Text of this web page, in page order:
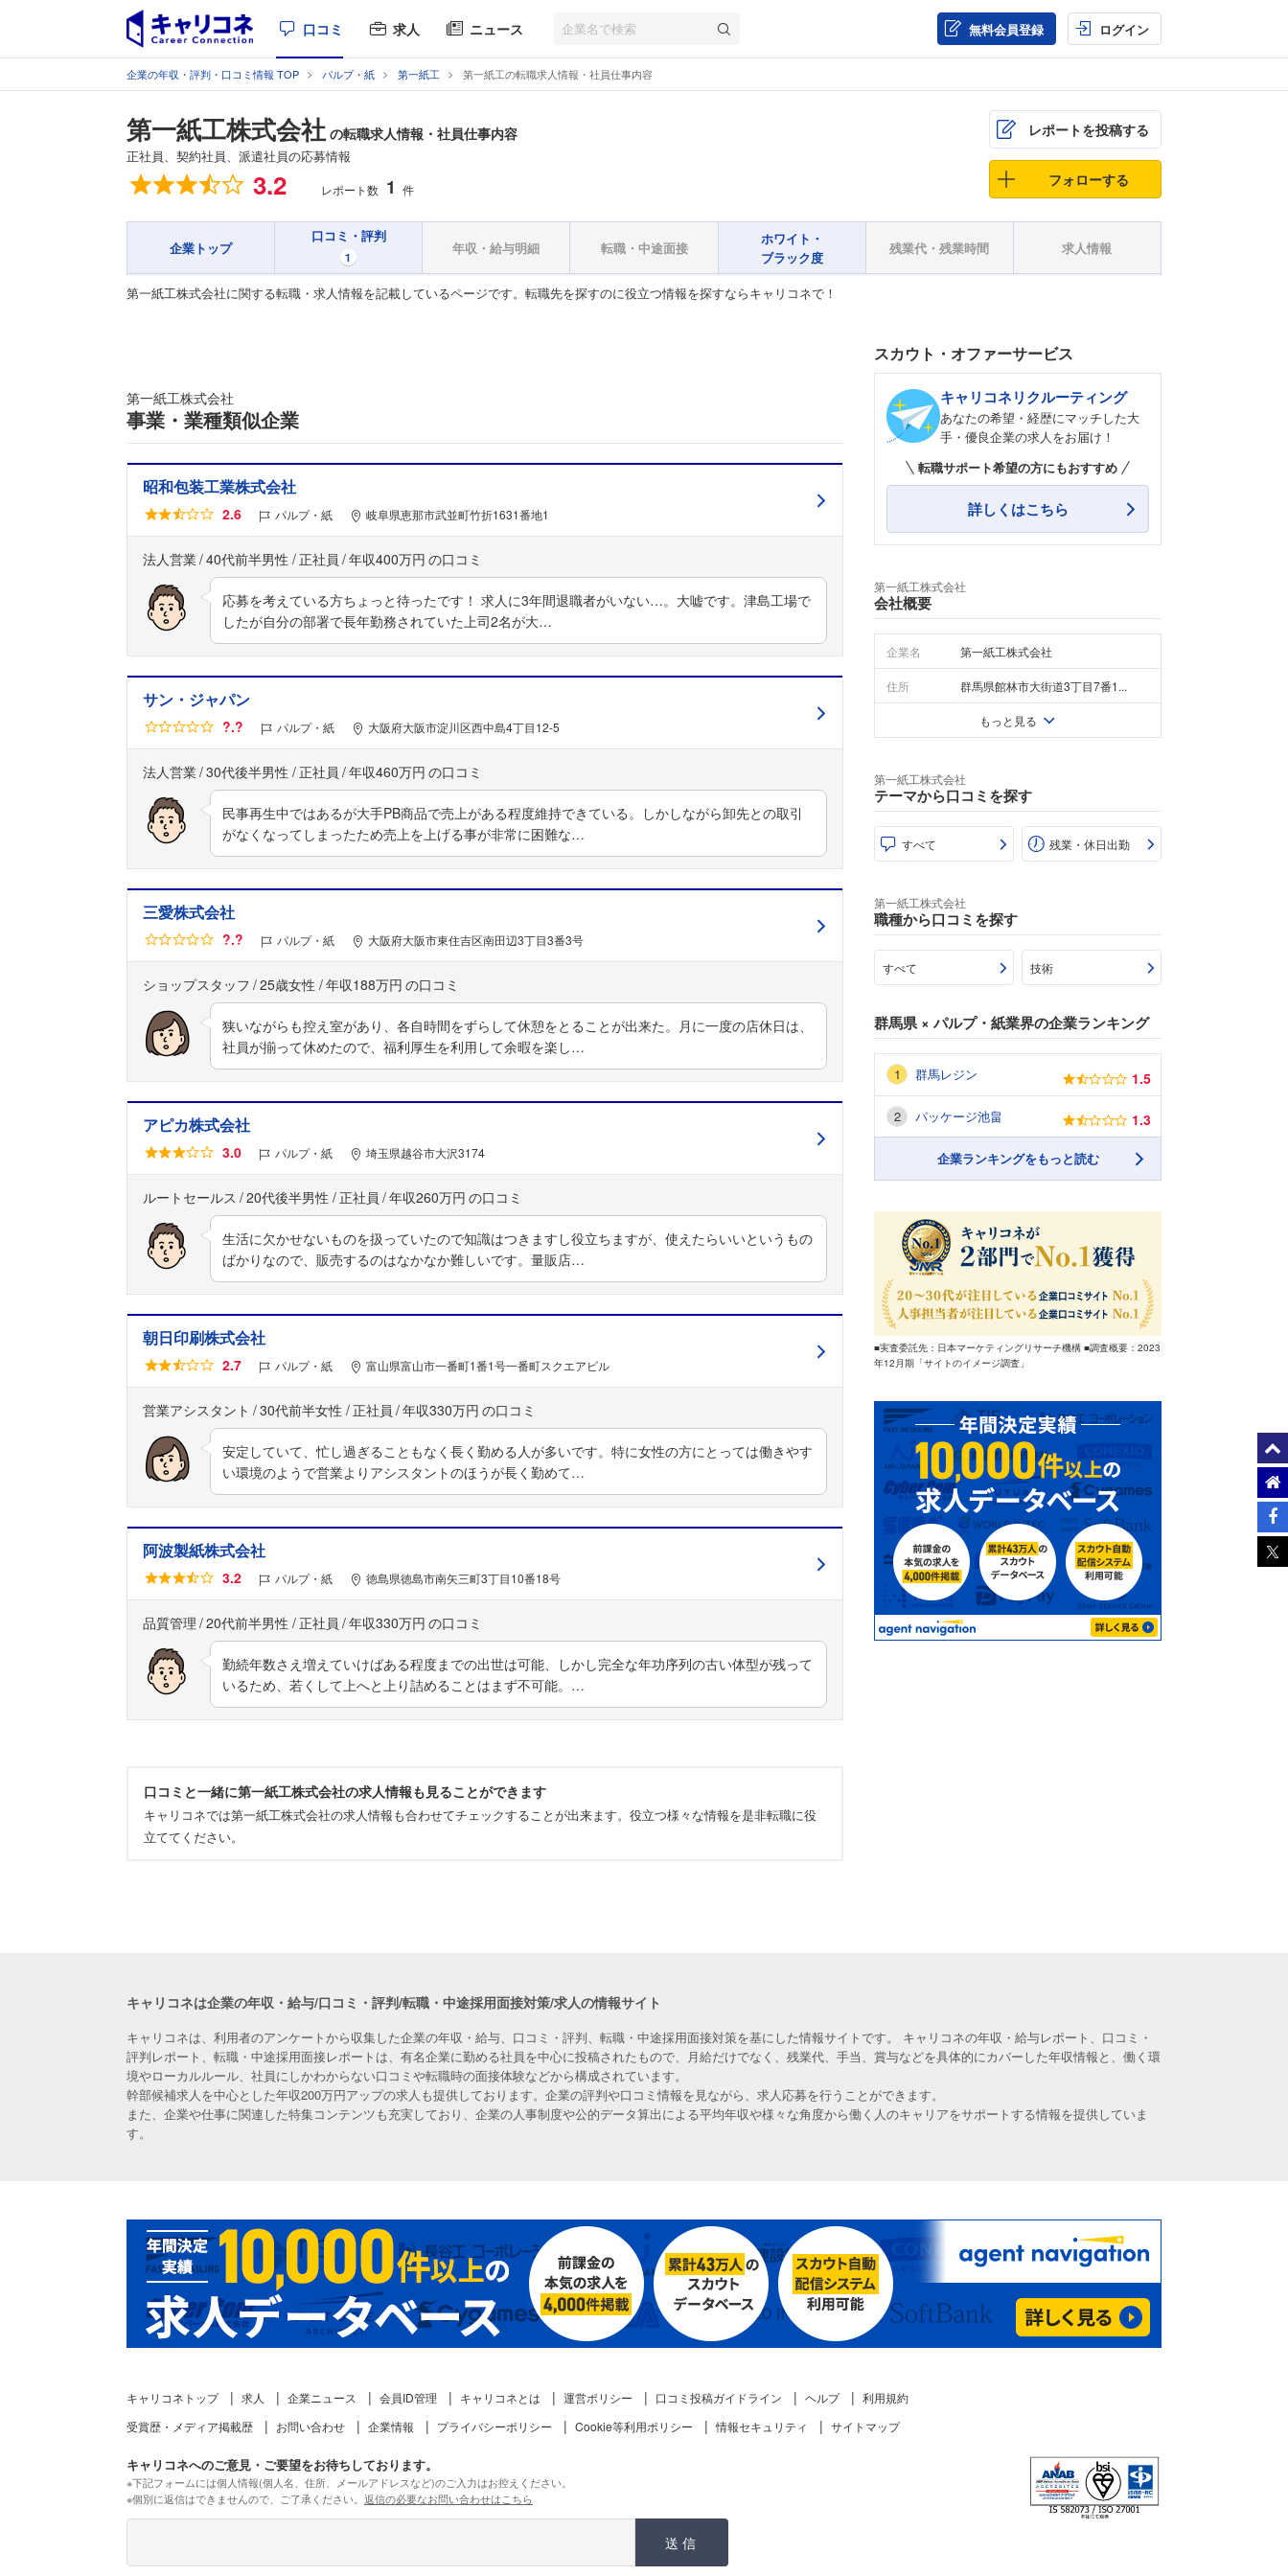
口コミ 求人 ニュース 無料会員登録 ログイン
企業の年収・評判・口コミ情報 TOP パルプ・紙 第一紙工 第一紙工の転職求人情報・社員仕事内容
第一紙工株式会社 の転職求人情報・社員仕事内容
正社員、契約社員、派遣社員の応募情報
総合評価 3.2 レポート数 1 件
レポートを投稿する
フォローする
企業トップ
口コミ・評判
1
年収・給与明細 転職・中途面接
ホワイト・
ブラック度
残業代・残業時間 求人情報
第一紙工株式会社に関する転職・求人情報を記載しているページです。転職先を探すのに役立つ情報を探すならキャリコネで！
フォローしました
第一紙工株式会社
事業・業種類似企業
昭和包装工業株式会社
2.6 パルプ・紙 岐阜県恵那市武並町竹折1631番地1
法人営業 40代前半男性 正社員 年収400万円
応募を考えている方ちょっと待ったです！ 求人に3年間退職者がいない…。大嘘です。津島工場で
したが自分の部署で長年勤務されていた上司2名が大…
サン・ジャパン
?.? パルプ・紙 大阪府大阪市淀川区西中島4丁目12-5
法人営業 30代後半男性 正社員 年収460万円
民事再生中ではあるが大手PB商品で売上がある程度維持できている。しかしながら卸先との取引
がなくなってしまったため売上を上げる事が非常に困難な…
三愛株式会社
?.? パルプ・紙 大阪府大阪市東住吉区南田辺3丁目3番3号
ショップスタッフ 25歳女性 年収188万円
狭いながらも控え室があり、各自時間をずらして休憩をとることが出来た。月に一度の店休日は、
社員が揃って休めたので、福利厚生を利用して余暇を楽し…
アピカ株式会社
3.0 パルプ・紙 埼玉県越谷市大沢3174
ルートセールス 20代後半男性 正社員 年収260万円
生活に欠かせないものを扱っていたので知識はつきますし役立ちますが、使えたらいいというもの
ばかりなので、販売するのはなかなか難しいです。量販店…
朝日印刷株式会社
2.7 パルプ・紙 富山県富山市一番町1番1号一番町スクエアビル
営業アシスタント 30代前半女性 正社員 年収330万円
安定していて、忙し過ぎることもなく長く勤める人が多いです。特に女性の方にとっては働きやす
い環境のようで営業よりアシスタントのほうが長く勤めて…
阿波製紙株式会社
3.2 パルプ・紙 徳島県徳島市南矢三町3丁目10番18号
品質管理 20代前半男性 正社員 年収330万円
勤続年数さえ増えていけばある程度までの出世は可能、しかし完全な年功序列の古い体型が残って
いるため、若くして上へと上り詰めることはまず不可能。…
口コミと一緒に第一紙工株式会社の求人情報も見ることができます
キャリコネでは第一紙工株式会社の求人情報も合わせてチェックすることが出来ます。役立つ様々な情報を是非転職に役
立ててください。
スカウト・オファーサービス
キャリコネリクルーティング
あなたの希望・経歴にマッチした大
手・優良企業の求人をお届け！
転職サポート希望の方にもおすすめ
詳しくはこちら
第一紙工株式会社
会社概要
企業名 第一紙工株式会社
住所 群馬県館林市大街道3丁目7番1...
もっと見る
第一紙工株式会社
テーマから口コミを探す
すべて 残業・休日出勤
第一紙工株式会社
職種から口コミを探す
すべて 技術
群馬県× パルプ・紙業界の企業ランキング
群馬レジン 1.5
パッケージ池畠 1.3
企業ランキングをもっと読む
■実査委託先：日本マーケティングリサーチ機構 ■調査概要：2023
年12月期「サイトのイメージ調査」
キャリコネは企業の年収・給与/口コミ・評判/転職・中途採用面接対策/求人の情報サイト
キャリコネは、利用者のアンケートから収集した企業の年収・給与、口コミ・評判、転職・中途採用面接対策を基にした情報サイトです。 キャリコネの年収・給与レポート、口コミ・
評判レポート、転職・中途採用面接レポートは、有名企業に勤める社員を中心に投稿されたもので、月給だけでなく、残業代、手当、賞与などを具体的にカバーした年収情報と、働く環
境やローカルルール、社員にしかわからない口コミや転職時の面接体験などから構成されています。
幹部候補求人を中心とした年収200万円アップの求人も提供しております。企業の評判や口コミ情報を見ながら、求人応募を行うことができます。
また、企業や仕事に関連した特集コンテンツも充実しており、企業の人事制度や公的データ算出による平均年収や様々な角度から働く人のキャリアをサポートする情報を提供していま
す。
キャリコネトップ 求人 企業ニュース 会員ID管理 キャリコネとは 運営ポリシー 口コミ投稿ガイドライン ヘルプ
利用規約
受賞歴・メディア掲載歴
お問い合わせ 企業情報 プライバシーポリシー Cookie等利用ポリシー 情報セキュリティ サイトマップ
キャリコネへのご意見・ご要望をお待ちしております。
※下記フォームには個人情報(個人名、住所、メールアドレスなど)のご入力はお控えください。
※個別に返信はできませんので、ご了承ください。 返信の必要なお問い合わせはこちら
送信